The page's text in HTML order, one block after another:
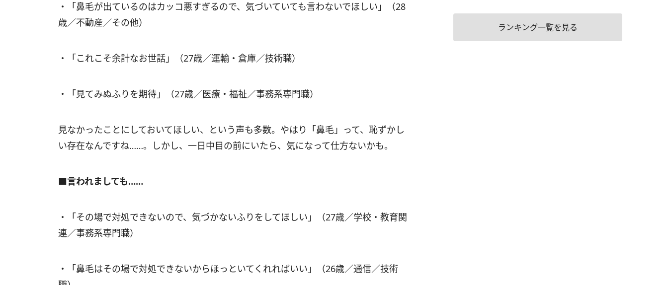
・「鼻毛が出ているのはカッコ悪すぎるので、気づいていても言わないでほしい」（28
歳／不動産／その他）
・「これこそ余計なお世話」（27歳／運輸・倉庫／技術職）
・「見てみぬふりを期待」（27歳／医療・福祉／事務系専門職）
見なかったことにしておいてほしい、という声も多数。やはり「鼻毛」って、恥ずかし
い存在なんですね……。しかし、一日中目の前にいたら、気になって仕方ないかも。
■言われましても……
・「その場で対処できないので、気づかないふりをしてほしい」（27歳／学校・教育関
連／事務系専門職）
・「鼻毛はその場で対処できないからほっといてくれればいい」（26歳／通信／技術
ランキング一覧を見る